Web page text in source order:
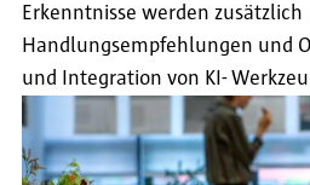
Erkenntnisse werden zusätzlich
Handlungsempfehlungen und
und Integration von KI-